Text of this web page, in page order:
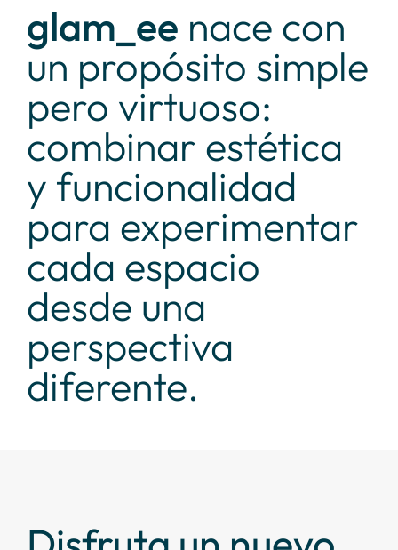
glam_ee nace con
un propósito simple
pero virtuoso:
combinar estética
y funcionalidad
para experimentar
cada espacio
desde una
perspectiva
diferente.